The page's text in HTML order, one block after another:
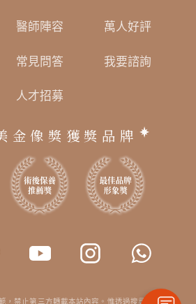
醫師陣容 萬人好評
常見問答 我要諮詢
人才招募
金像獎獲獎品牌
，禁止第三方轉載本站內容。惟透過搜尋